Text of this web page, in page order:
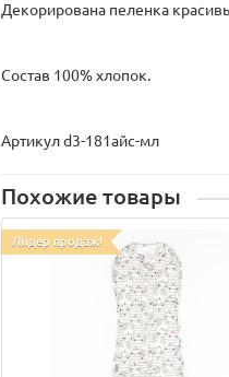
Декорирована пеленка
Состав 100% хлопок.
Артикул d3-181айс-мл
Похожие товары
Лидер продаж!